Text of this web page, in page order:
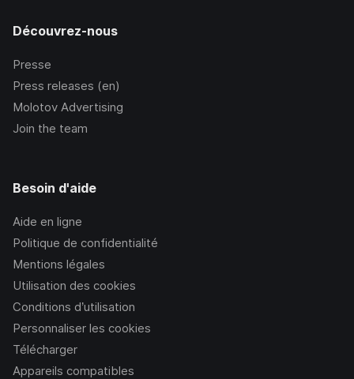
Découvrez-nous
Presse
Press releases (en)
Molotov Advertising
Join the team
Besoin d'aide
Aide en ligne
Politique de confidentialité
Mentions légales
Utilisation des cookies
Conditions d’utilisation
Personnaliser les cookies
Télécharger
Appareils compatibles